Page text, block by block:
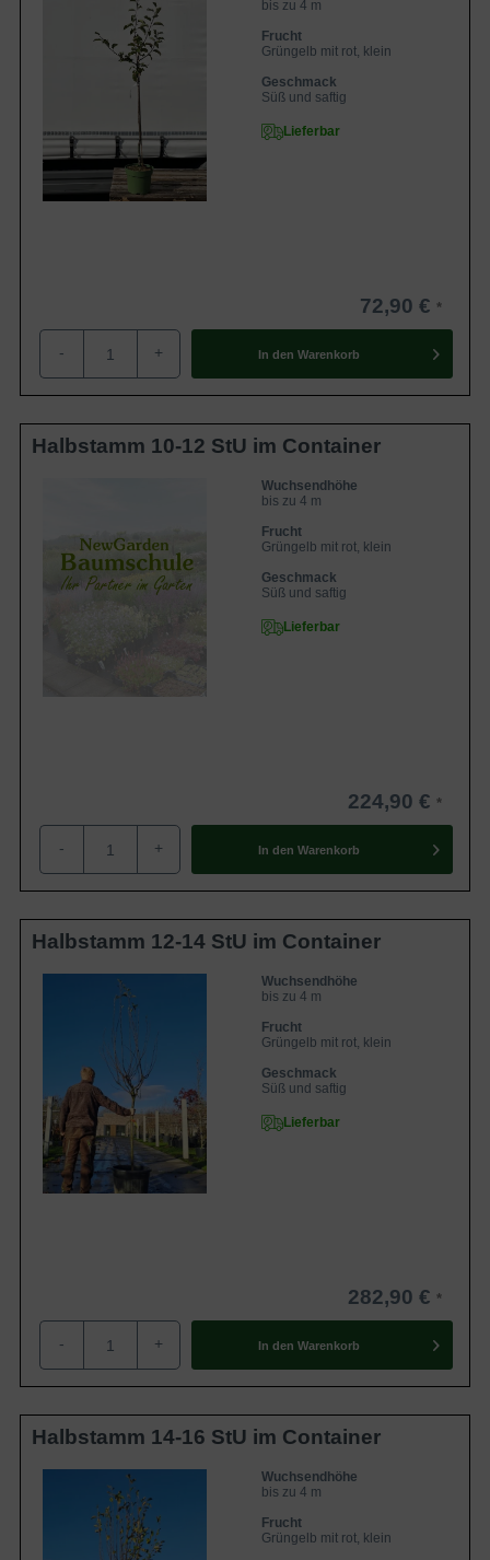
bis zu 4 m
Frucht
Grüngelb mit rot, klein
Geschmack
Süß und saftig
Lieferbar
72,90 €
- + In den Warenkorb
Halbstamm 10-12 StU im Container
Wuchsendhöhe
bis zu 4 m
Frucht
Grüngelb mit rot, klein
Geschmack
Süß und saftig
Lieferbar
224,90 €
- + In den Warenkorb
Halbstamm 12-14 StU im Container
Wuchsendhöhe
bis zu 4 m
Frucht
Grüngelb mit rot, klein
Geschmack
Süß und saftig
Lieferbar
282,90 €
- + In den Warenkorb
Halbstamm 14-16 StU im Container
Wuchsendhöhe
bis zu 4 m
Frucht
Grüngelb mit rot, klein